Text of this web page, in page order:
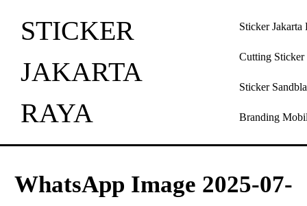
STICKER
JAKARTA
RAYA
Sticker Jakarta
Cutting Sticker
Sticker
Branding
WhatsApp Image 2025-07-